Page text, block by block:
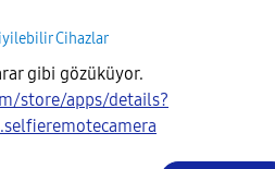
Cihazlar
gibi gözüküyor.
store/apps/details?